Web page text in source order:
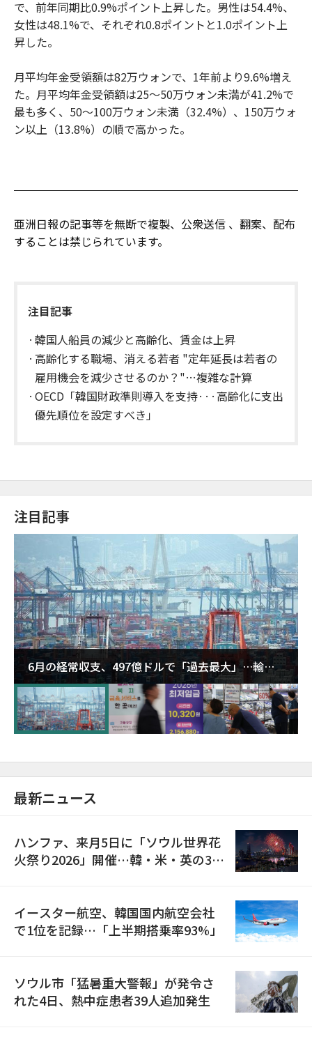
で、前年同期比0.9%ポイント上昇した。男性は54.4%、
女性は48.1%で、それぞれ0.8ポイントと1.0ポイント上
昇した。
月平均年金受領額は82万ウォンで、1年前より9.6%増え
た。月平均年金受領額は25～50万ウォン未満が41.2%で
最も多く、50～100万ウォン未満（32.4%）、150万ウォ
ン以上（13.8%）の順で高かった。
亜洲日報の記事等を無断で複製、公衆送信 、翻案、配布
することは禁じられています。
注目記事
韓国人船員の減少と高齢化、賃金は上昇
高齢化する職場、消える若者 "定年延長は若者の
雇用機会を減少させるのか？"…複雑な計算
OECD「韓国財政準則導入を支持···高齢化に支出
優先順位を設定すべき」
注目記事
6月の経常収支、497億ドルで「過去最大」…輸出
が初の1000億ドル突破
最新ニュース
ハンファ、来月5日に「ソウル世界花
火祭り2026」開催…韓・米・英の3カ
イースター航空、韓国国内航空会社
で1位を記録…「上半期搭乗率93%」
ソウル市「猛暑重大警報」が発令さ
れた4日、熱中症患者39人追加発生